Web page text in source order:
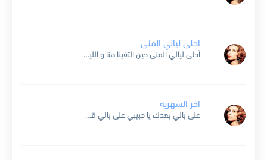
احلى ليالي المنى
أحلى ليالي المنى حين التقينا هنا و الليل من حولنا دنيا طيوب لنا والأسمر الجميل على الرؤى يميل والمخبأ الظليل في البعد يومي لنا الليل حلو الوعود والروض غض الورود...
اخر السهريه
على بالي بعدك يا حبيبي على بالي قصص الهوى وليالي الهوى عم تحفر بقلبي ليالي وبعدك يا حبيبي على بالي آخر السهري تطلعت علي وبعينيها شفت النهاي ودعتني بكلمي ودعتا...